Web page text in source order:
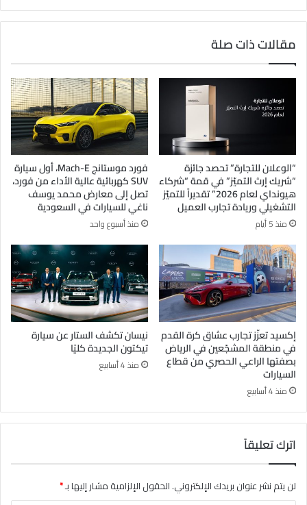
مقالات ذات صلة
“الوعلان للتجارة” تحصد جائزة
“شريك إرث التميّز” في قمة “شركاء
هيونداي لعام 2026” تقديراً للتميّز
التشغيلي وريادة تجارب العميل
منذ 5 أيام
فورد موستانج Mach-E، أول سيارة
SUV كهربائية عالية الأداء من فورد،
تصل إلى معارض محمد يوسف
ناغي للسيارات في السعودية
منذ أسبوع واحد
إكسيد تعزّز تجارب عشاق كرة القدم
في منطقة المشجّعين في الرياض
بصفتها الراعي الحصري من قطاع
السيارات
منذ 4 أسابيع
نيسان تكشف الستار عن سيارة
تيكتون الجديدة كليًا
منذ 4 أسابيع
اترك تعليقاً
لن يتم نشر عنوان بريدك الإلكتروني.الحقول الإلزامية مشار إليها بـ*